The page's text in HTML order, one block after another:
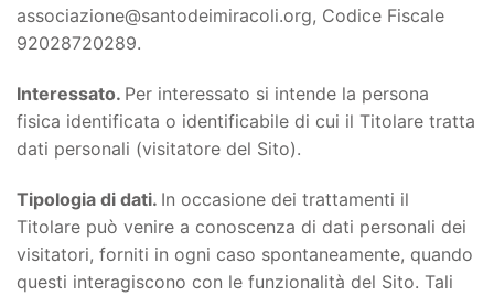
associazione@santodeimiracoli.org, Codice Fiscale
92028720289.
Interessato. Per interessato si intende la persona
fisica identificata o identificabile di cui il Titolare tratta
dati personali (visitatore del Sito).
Tipologia di dati. In occasione dei trattamenti il
Titolare può venire a conoscenza di dati personali dei
visitatori, forniti in ogni caso spontaneamente, quando
questi interagiscono con le funzionalità del Sito. Tali